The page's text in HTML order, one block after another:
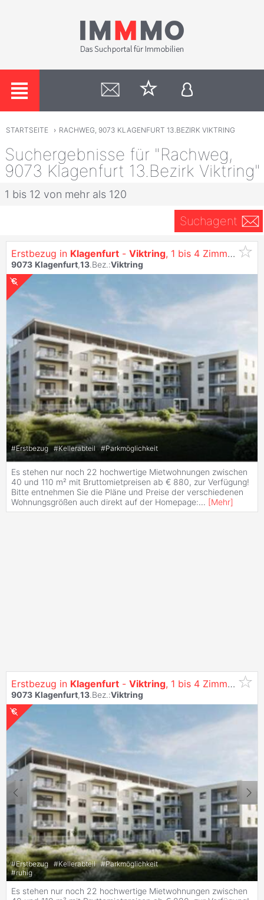
STARTSEITE › RACHWEG, 9073 KLAGENFURT 13.BEZIRK VIKTRING
Suchergebnisse für "Rachweg,
9073 Klagenfurt 13.Bezirk Viktring"
1 bis 12 von mehr als 120
Suchagent
Erstbezug in Klagenfurt - Viktring, 1 bis 4 Zimmer Wohnungen - siehe: https://vitrino.at/
9073 Klagenfurt,13.Bez.:Viktring
#Erstbezug #Kellerabteil #Parkmöglichkeit
Es stehen nur noch 22 hochwertige Mietwohnungen zwischen
40 und 110 m² mit Bruttomietpreisen ab € 880, zur Verfügung!
Bitte entnehmen Sie die Pläne und Preise der verschiedenen
Wohnungsgrößen auch direkt auf der Homepage:... [Mehr]
Erstbezug in Klagenfurt - Viktring, 1 bis 4 Zimmer Wohnungen - Siehe: Https:/Vitrino.At/
9073 Klagenfurt,13.Bez.:Viktring
#Erstbezug #Kellerabteil #Parkmöglichkeit
#ruhig
Es stehen nur noch 22 hochwertige Mietwohnungen zwischen